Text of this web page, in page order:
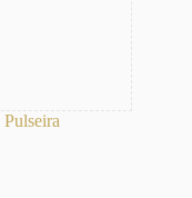
Pulseira